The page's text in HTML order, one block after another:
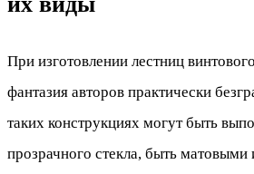
При изготовлении лестниц
фантазия авторов практически
таких конструкциях могут быть
прозрачного стекла, быть